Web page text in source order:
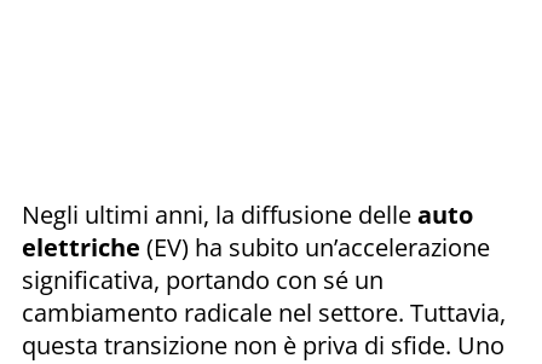
Negli ultimi anni, la diffusione delleauto
elettriche (EV) ha subito un’accelerazione
significativa, portando con sé un
cambiamento radicale nel settore. Tuttavia,
questa transizione non è priva di sfide. Uno